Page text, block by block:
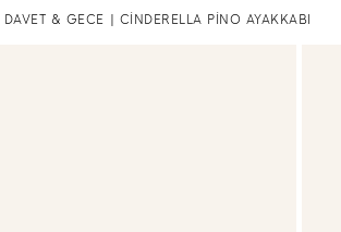
DAVET & GECE | CİNDERELLA PİNO AYAKKABI